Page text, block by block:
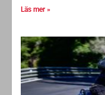
Läs mer »